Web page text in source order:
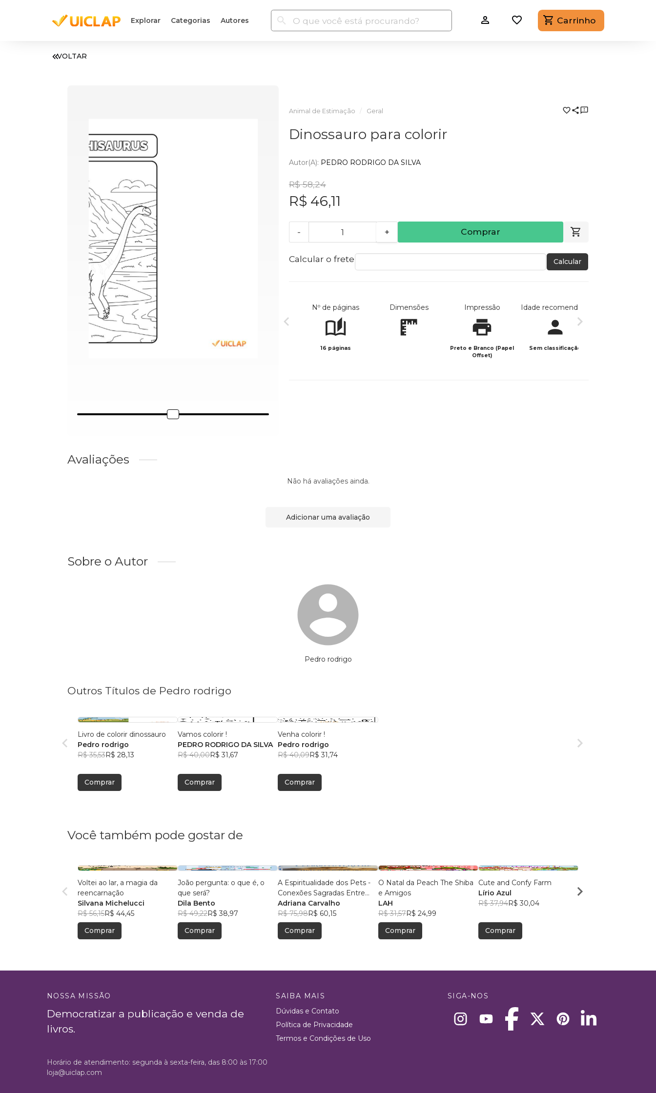
Explorar Categorias Autores Carrinho
VOLTAR
Animal de Estimação Geral
Dinossauro para colorir
Autor(a): PEDRO RODRIGO DA SILVA
R$ 58,24
R$ 46,11
- + Comprar
Calcular o frete Calcular
Nº de páginas
16 páginas
Dimensões Impressão
Preto e Branco (Papel
Offset)
Idade recomendada
Sem classificação
Avaliações
Não há avaliações ainda.
Adicionar uma avaliação
Sobre o Autor
Pedro rodrigo
Outros Títulos de Pedro rodrigo
Livro de colorir dinossauro
Pedro rodrigo
R$ 35,53R$ 28,13
Comprar
Vamos colorir !
PEDRO RODRIGO DA SILVA
R$ 40,00R$ 31,67
Comprar
Venha colorir !
Pedro rodrigo
R$ 40,09R$ 31,74
Comprar
Você também pode gostar de
Voltei ao lar, a magia da
reencarnação
Silvana Michelucci
R$ 56,15R$ 44,45
Comprar
João pergunta: o que é, o
que será?
Dila Bento
R$ 49,22R$ 38,97
Comprar
A Espiritualidade dos Pets -
Conexões Sagradas Entre
Humanos e Animais
Adriana Carvalho
R$ 75,98R$ 60,15
Comprar
O Natal da Peach The Shiba
e Amigos
LAH
R$ 31,57R$ 24,99
Comprar
Cute and Confy Farm
Lírio Azul
R$ 37,94R$ 30,04
Comprar
Veterinário - Manual
NOSSA MISSÃO
Democratizar a publicação e venda de
livros.
SAIBA MAIS
Dúvidas e Contato
Política de Privacidade
Termos e Condições de Uso
SIGA-NOS
Horário de atendimento: segunda à sexta-feira, das 8:00 às 17:00
loja@uiclap.com